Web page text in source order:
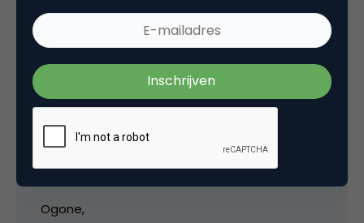
Multisafepay,
Saferpay,
weDeal,
Buckaroo,
Ogone,